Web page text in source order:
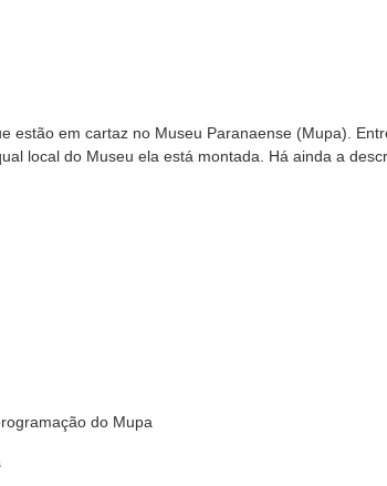
estão em cartaz no Museu Paranaense (Mupa).
local do Museu ela está montada. Há ainda a
do Mupa